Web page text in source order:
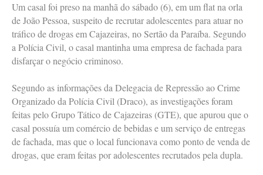
Um casal foi preso na manhã do sábado (6), em um flat na orla
de João Pessoa, suspeito de recrutar adolescentes para atuar no
tráfico de drogas em Cajazeiras, no Sertão da Paraíba. Segundo
a Polícia Civil, o casal mantinha uma empresa de fachada para
disfarçar o negócio criminoso.
Segundo as informações da Delegacia de Repressão ao Crime
Organizado da Polícia Civil (Draco), as investigações foram
feitas pelo Grupo Tático de Cajazeiras (GTE), que apurou que o
casal possuía um comércio de bebidas e um serviço de entregas
de fachada, mas que o local funcionava como ponto de venda de
drogas, que eram feitas por adolescentes recrutados pela dupla.